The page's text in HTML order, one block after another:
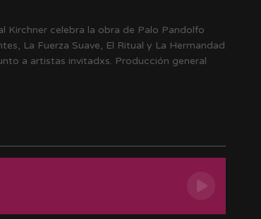
Kirchner celebra la obra de Palo Pandolfo
La Fuerza Suave, El Ritual y La Hermandad
a artistas invitadxs. Producción general